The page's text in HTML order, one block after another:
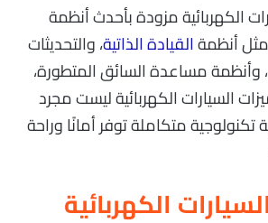
الكهربائية مزودة بأحدث أنظمة
مثل أنظمةالقيادة الذاتية، والتحديثات
وأنظمة مساعدة السائق المتطورة،
السيارات الكهربائية ليست مجرد
تكنولوجية متكاملة توفر أمانًا وراحة
الكهربائية